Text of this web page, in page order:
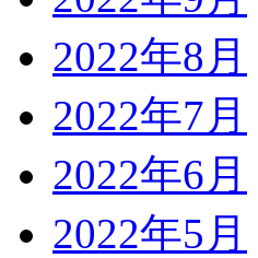
2022年8月
2022年7月
2022年6月
2022年5月